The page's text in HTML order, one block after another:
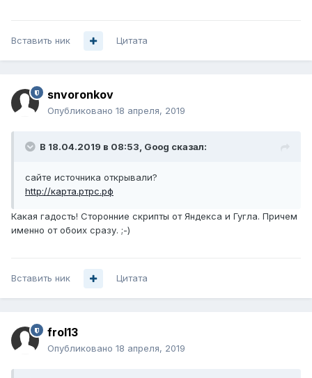
Вставить ник Цитата
snvoronkov
Опубликовано 18 апреля, 2019
В 18.04.2019 в 08:53, Goog сказал:
сайте источника открывали?
http://карта.ртрс.рф
Какая гадость! Сторонние скрипты от Яндекса и Гугла. Причем
именно от обоих сразу. ;-)
Вставить ник Цитата
frol13
Опубликовано 18 апреля, 2019